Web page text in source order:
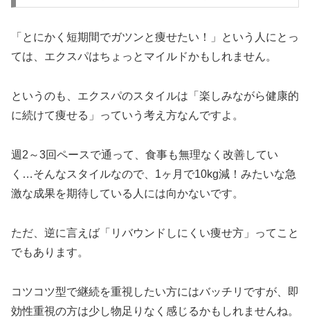
「とにかく短期間でガツンと痩せたい！」という人にとっ
ては、エクスパはちょっとマイルドかもしれません。
というのも、エクスパのスタイルは「楽しみながら健康的
に続けて痩せる」っていう考え方なんですよ。
週2～3回ペースで通って、食事も無理なく改善してい
く…そんなスタイルなので、1ヶ月で10kg減！みたいな急
激な成果を期待している人には向かないです。
ただ、逆に言えば「リバウンドしにくい痩せ方」ってこと
でもあります。
コツコツ型で継続を重視したい方にはバッチリですが、即
効性重視の方は少し物足りなく感じるかもしれませんね。